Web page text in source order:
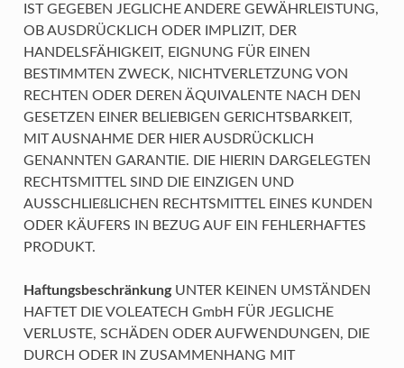
IST GEGEBEN JEGLICHE ANDERE GEWÄHRLEISTUNG,
OB AUSDRÜCKLICH ODER IMPLIZIT, DER
HANDELSFÄHIGKEIT, EIGNUNG FÜR EINEN
BESTIMMTEN ZWECK, NICHTVERLETZUNG VON
RECHTEN ODER DEREN ÄQUIVALENTE NACH DEN
GESETZEN EINER BELIEBIGEN GERICHTSBARKEIT,
MIT AUSNAHME DER HIER AUSDRÜCKLICH
GENANNTEN GARANTIE. DIE HIERIN DARGELEGTEN
RECHTSMITTEL SIND DIE EINZIGEN UND
AUSSCHLIEßLICHEN RECHTSMITTEL EINES KUNDEN
ODER KÄUFERS IN BEZUG AUF EIN FEHLERHAFTES
PRODUKT.
HaftungsbeschränkungUNTER KEINEN UMSTÄNDEN
HAFTET DIE VOLEATECH GmbH FÜR JEGLICHE
VERLUSTE, SCHÄDEN ODER AUFWENDUNGEN, DIE
DURCH ODER IN ZUSAMMENHANG MIT